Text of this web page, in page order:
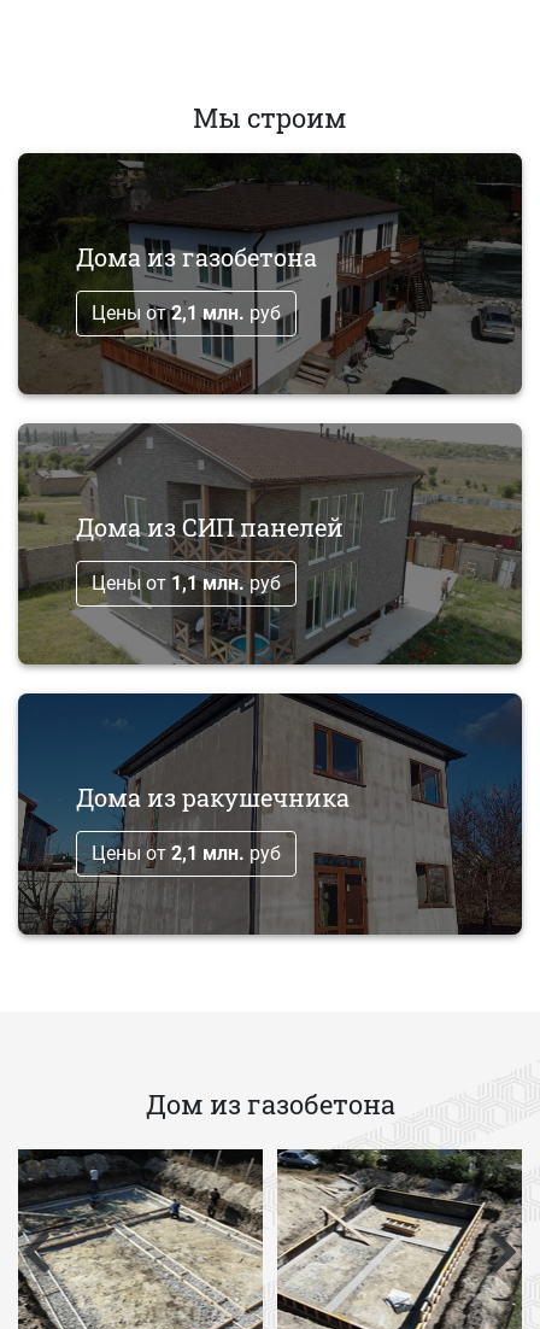
Мы строим
Дома из газобетона
Цены от2,1 млн. руб
Дома из СИП панелей
Цены от 1,1 млн.руб
Дома из ракушечника
Цены от 2,1 млн. руб
Дом из газобетона